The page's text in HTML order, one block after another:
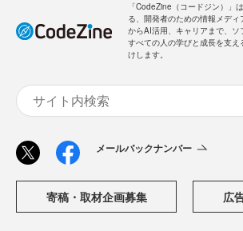
「CodeZine（コードジン）」
る、開発者のための情報メデ
からAI活用、キャリアまで、
すべての人の学びと成長を支
けします。
メールバックナンバー
寄稿・取材企画募集 広